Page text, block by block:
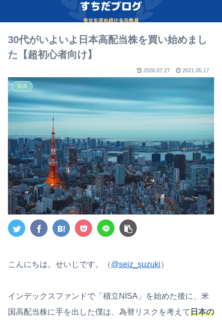
30代がいよいよ日本高配当株を買い始めまし
た【超初心者向け】
2026.07.27 2021.05.17
投資
こんにちは。せいじです。（@seiz_suzuki）
インデックスファンドで「積立NISA」を始めた後に、米
国高配当株に手を出した僕は、為替リスクを考えて日本の